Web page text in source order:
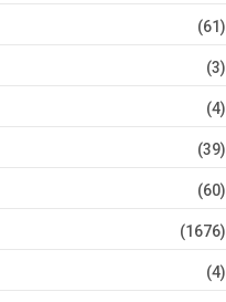
(61)
(3)
(4)
(39)
(60)
(1676)
(4)